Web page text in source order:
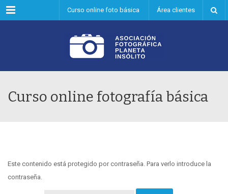
Menu Curso online foto básica Área clientes
Curso online fotografía básica
Este contenido está protegido por contraseña. Para verlo introduce la
contraseña.